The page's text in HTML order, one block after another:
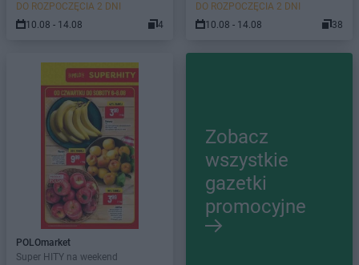
DO ROZPOCZĘCIA 2 DNI
10.08 - 14.08
4
DO ROZPOCZĘCIA 2 DNI
10.08 - 14.08
38
POLOmarket
Super HITY na weekend
Zobacz
wszystkie
gazetki
promocyjne